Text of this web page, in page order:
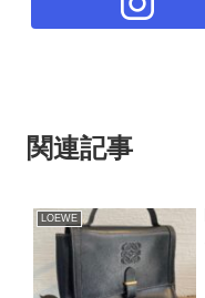
関連記事
LOEWE